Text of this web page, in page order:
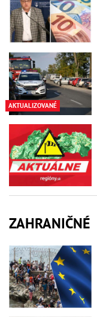
AKTUALIZOVANÉ
ZAHRANIČNÉ